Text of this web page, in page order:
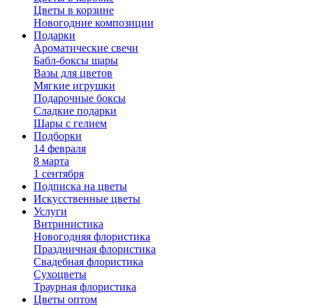
Цветы в корзине
Новогодние композиции
Подарки
Ароматические свечи
Бабл-боксы шары
Вазы для цветов
Мягкие игрушки
Подарочные боксы
Сладкие подарки
Шары с гелием
Подборки
14 февраля
8 марта
1 сентября
Подписка на цветы
Искусственные цветы
Услуги
Витринистика
Новогодняя флористика
Праздничная флористика
Свадебная флористика
Сухоцветы
Траурная флористика
Цветы оптом